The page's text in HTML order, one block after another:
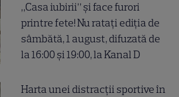
„Casa iubirii” și face furori
printre fete! Nu ratați ediția de
sâmbătă, 1 august, difuzată de
la 16:00 și 19:00, la Kanal D
Harta unei distracții sportive în